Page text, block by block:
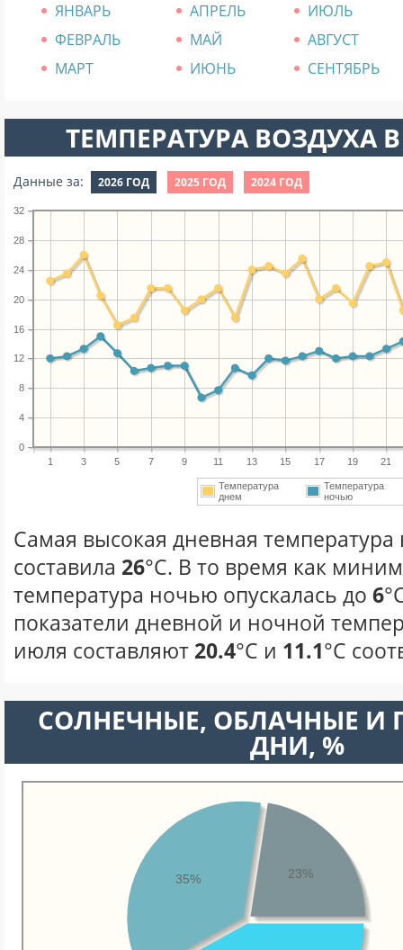
ЯНВАРЬ АПРЕЛЬ
ИЮЛЬ
ФЕВРАЛЬ
МАЙ
АВГУСТ
МАРТ
ИЮНЬ СЕНТЯБРЬ
ТЕМПЕРАТУРА ВОЗДУХА
Данные за: 2026 ГОД 2025 ГОД 2024 ГОД
1 3 5 7 9 11 13 15 17 19 21
0
4
8
12
16
20
24
28
32
Температура
днем
Температура
ночью
Самая высокая дневная температура
составила 26°С. В то время как
температура ночью опускалась до 6
показатели дневной и ночной
июля составляют 20.4°С и 11.1°С
CОЛНЕЧНЫЕ, ОБЛАЧНЫЕ И
ДНИ, %
35% 23%